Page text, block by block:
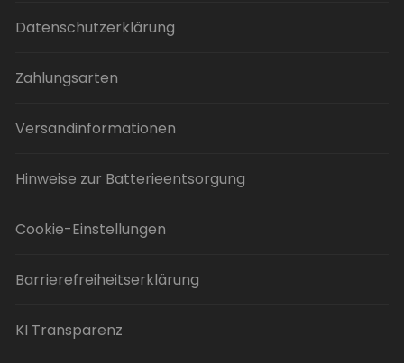
Datenschutzerklärung
Zahlungsarten
Versandinformationen
Hinweise zur Batterieentsorgung
Cookie-Einstellungen
Barrierefreiheitserklärung
KI Transparenz